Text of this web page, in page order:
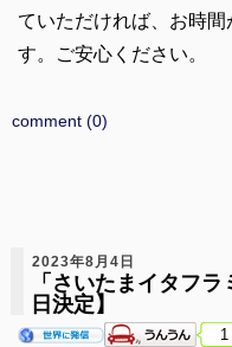
ていただければ、お時
す。ご安心ください。
comment (0)
2023年8月4日
「さいたまイタフ
日決定】
1